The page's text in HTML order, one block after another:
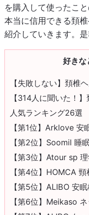
を購入して使ったこ
本当に信用できる頚
紹介していきます。
好きな
【失敗しない】頚椎
【314人に聞いた！
人気ランキング26選
【第1位】Arklove 安
【第2位】Soomil 睡
【第3位】Atour sp
【第4位】HOMCA 頸
【第5位】ALIBO 安
【第6位】Meikaso